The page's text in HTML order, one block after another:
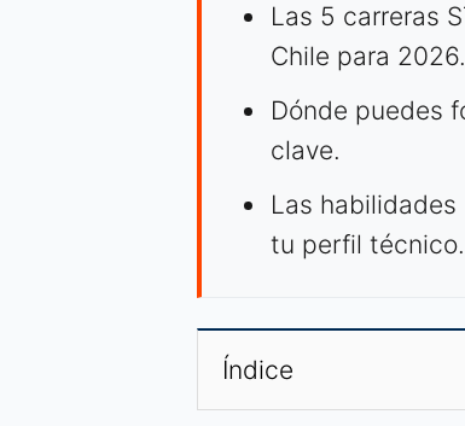
Las 5 carreras
Chile para 2026.
Dónde puedes
clave.
Las
tu perfil técnico.
Índice